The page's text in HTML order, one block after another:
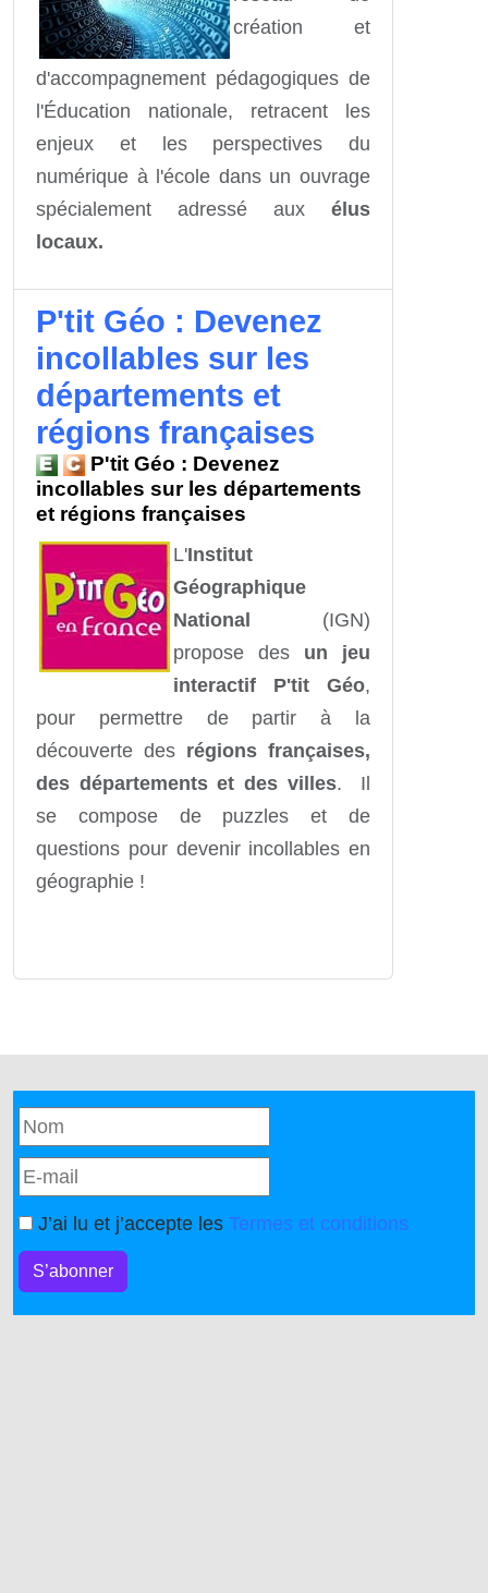
création et
d'accompagnement pédagogiques de
l'Éducation nationale, retracent les
enjeux et les perspectives du
numérique à l'école dans un ouvrage
spécialement adressé aux élus
locaux.
P'tit Géo : Devenez
incollables sur les
départements et
régions françaises
P'tit Géo : Devenez
incollables sur les départements
et régions françaises
L'Institut
Géographique
National
(IGN)
propose des un jeu
interactif P'tit Géo,
pour permettre de partir à la
découverte des régions françaises,
des départements et des villes. Il
se compose de puzzles et de
questions pour devenir incollables en
géographie !
J’ai lu et j’accepte les Termes et conditions
S’abonner